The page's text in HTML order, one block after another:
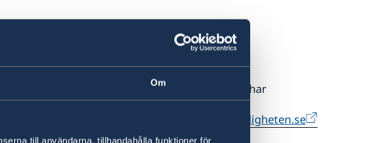
Om
till användarna, tillhandahålla funktioner för
på frågor om pension då ambassaden varken har
pensionsärenden.
direkt:
www.pensionsmyndigheten.se